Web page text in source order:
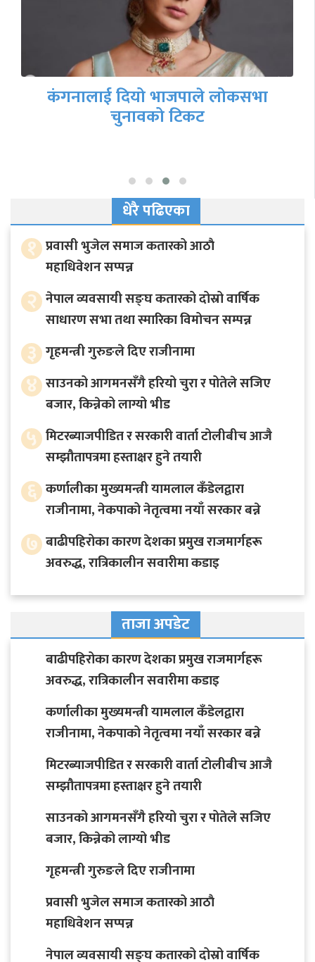
दिल्लीका मुख्यमन्त्री अरविन्द केजरीवाल
पक्राउ
धेरै पढिएका
१ प्रवासी भुजेल समाज कतारको आठाै
महाधिवेशन सप्पन्न
२ नेपाल व्यवसायी सङ्घ कतारको दोस्रो वार्षिक
साधारण सभा तथा स्मारिका विमोचन सम्पन्न
३ गृहमन्त्री गुरुङले दिए राजीनामा
४ साउनको आगमनसँगै हरियो चुरा र पोतेले सजिए
बजार, किन्नेको लाग्यो भीड
५ मिटरब्याजपीडित र सरकारी वार्ता टोलीबीच आजै
सम्झौतापत्रमा हस्ताक्षर हुने तयारी
६ कर्णालीका मुख्यमन्त्री यामलाल कँडेलद्वारा
राजीनामा, नेकपाको नेतृत्वमा नयाँ सरकार बन्ने
७ बाढीपहिरोका कारण देशका प्रमुख राजमार्गहरू
अवरुद्ध, रात्रिकालीन सवारीमा कडाइ
ताजा अपडेट
बाढीपहिरोका कारण देशका प्रमुख राजमार्गहरू
अवरुद्ध, रात्रिकालीन सवारीमा कडाइ
कर्णालीका मुख्यमन्त्री यामलाल कँडेलद्वारा
राजीनामा, नेकपाको नेतृत्वमा नयाँ सरकार बन्ने
मिटरब्याजपीडित र सरकारी वार्ता टोलीबीच आजै
सम्झौतापत्रमा हस्ताक्षर हुने तयारी
साउनको आगमनसँगै हरियो चुरा र पोतेले सजिए
बजार, किन्नेको लाग्यो भीड
गृहमन्त्री गुरुङले दिए राजीनामा
प्रवासी भुजेल समाज कतारको आठाै
महाधिवेशन सप्पन्न
नेपाल व्यवसायी सङ्घ कतारको दोस्रो वार्षिक